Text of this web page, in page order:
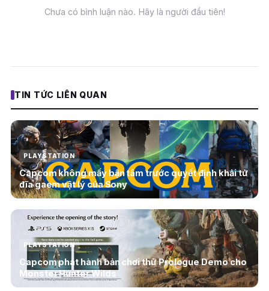
Chưa có bình luận nào. Hãy là người đầu tiên!
TIN TỨC LIÊN QUAN
PLAYSTATION
Capcom không mấy bận tâm trước quyết định khải tử
đĩa gaem vật lý của Sony
PLAYSTATION
Capcom phát hành bản chơi thử Prologue Demo cho
Monster Hunter Wilds